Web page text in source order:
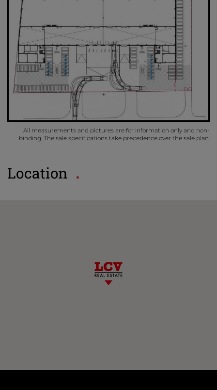
All measurements and pictures are for information only and non-
binding. The sale specifications take precedence over the sale plan.
Location